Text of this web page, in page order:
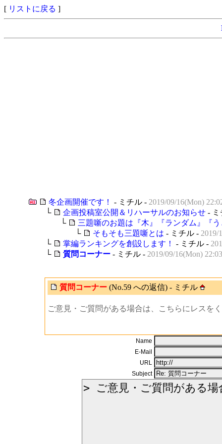
[ リストに戻る ]
冬企画開催です！ - ミチル - 2019/09/16(Mon)
└
企画投稿室公開＆リハーサルのお知らせ -
└
三題噺のお題は『木』『ランダム』『
└
そもそも三題噺とは - ミチル - 2019/
└
掌編ランキングを創設します！ - ミチル -
└
質問コーナー - ミチル - 2019/09/16(Mon)
質問コーナー (No.59 への返信) - ミチル
ご意見・ご質問がある場合は、こちらにレスを
Name
E-Mail
URL
Subject